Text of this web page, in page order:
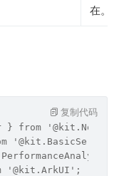
在。
} from
'@kit.ArkUI';
复制代码